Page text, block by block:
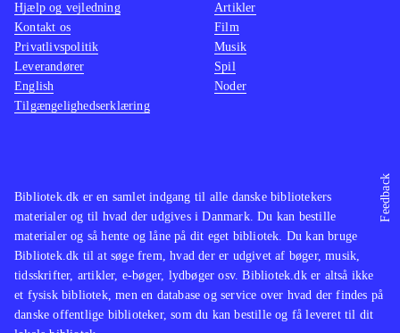
Feedback
Bibliotek.dk er en samlet indgang til alle danske bibliotekers
materialer og til hvad der udgives i Danmark. Du kan bestille
materialer og så hente og låne på dit eget bibliotek. Du kan bruge
Bibliotek.dk til at søge frem, hvad der er udgivet af bøger, musik,
tidsskrifter, artikler, e-bøger, lydbøger osv. Bibliotek.dk er altså ikke
et fysisk bibliotek, men en database og service over hvad der findes på
danske offentlige biblioteker, som du kan bestille og få leveret til dit
Hjælp og vejledning
Kontakt os
Privatlivspolitik
Leverandører
English
Tilgængelighedserklæring
Artikler
Film
Musik
Spil
Noder